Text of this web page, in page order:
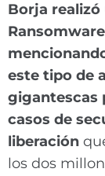
Borja realizó
este tipo de
gigantescas
casos de
liberación
los dos